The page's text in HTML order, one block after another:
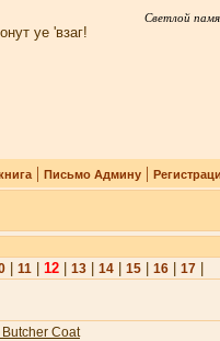
Светлой
уе 'взаг!
| Письмо Админу |
11 12 13 14 15 16 17
Coat